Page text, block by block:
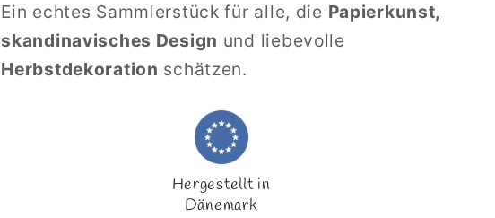
Ein echtes Sammlerstück für alle, die Papierkunst,
skandinavisches Design und liebevolle
Herbstdekoration schätzen.
Hergestellt in
Dänemark